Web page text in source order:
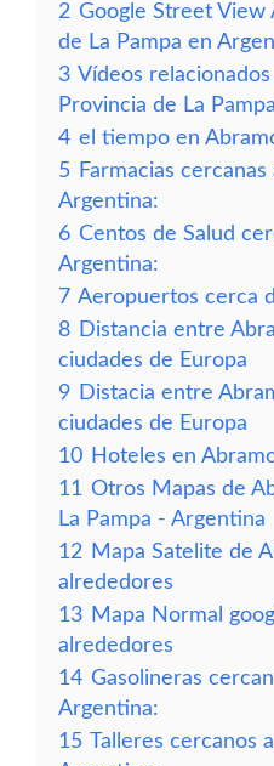
2 Google Street View
de La Pampa en
3 Vídeos
Provincia de La Pampa
4 el tiempo en
5 Farmacias
Argentina:
6 Centos de Salud
Argentina:
7 Aeropuertos cerca
8 Distancia entre
ciudades de Europa
9 Distacia entre
ciudades de Europa
10 Hoteles en
11 Otros Mapas de
La Pampa - Argentina
12 Mapa Satelite de
alrededores
13 Mapa Normal
alrededores
14 Gasolineras
Argentina:
15 Talleres cercanos